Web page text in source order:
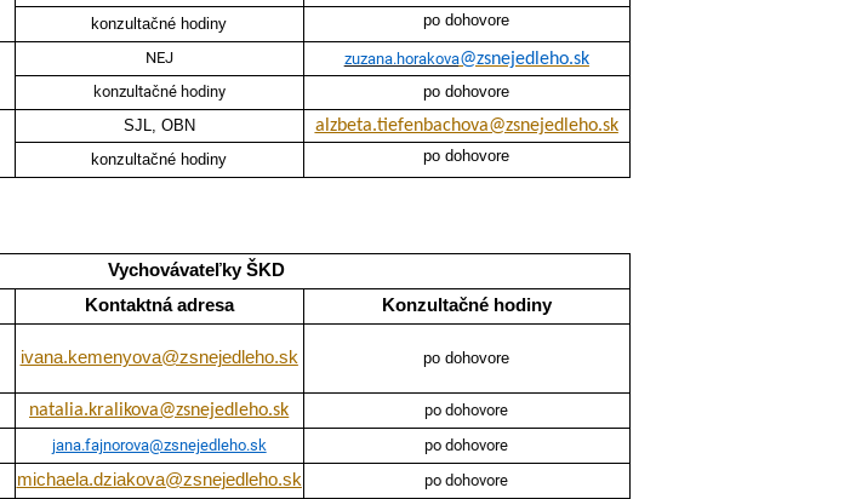
konzultačné hodiny po dohovore
NEJ zuzana.horakova@zsnejedleho.sk
konzultačné hodiny po dohovore
SJL, OBN alzbeta.tiefenbachova@zsnejedleho.sk
konzultačné hodiny po dohovore
Vychovávateľky ŠKD
Kontaktná adresa Konzultačné hodiny
ivana.kemenyova@zsnejedleho.sk
po dohovore
natalia.kralikova@zsnejedleho.sk
po dohovore
jana.fajnorova@zsnejedleho.sk
po dohovore
michaela.dziakova@zsnejedleho.sk
po dohovore